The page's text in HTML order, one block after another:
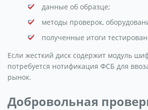
данные об образце;
методы проверок,
полученные итоги
Если жесткий диск содержит модуль
потребуется нотификация ФСБ для
рынок.
Добровольная